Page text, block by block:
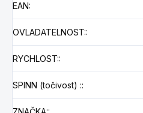
EAN:
OVLADATELNOST::
RYCHLOST::
SPINN (točivost) ::